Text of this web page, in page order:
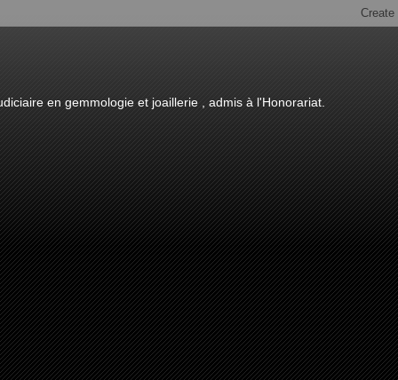
en gemmologie et joaillerie , admis à l'Honorariat.